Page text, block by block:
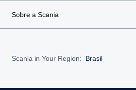
Sobre a Scania
Scania in Your Region: Brasil